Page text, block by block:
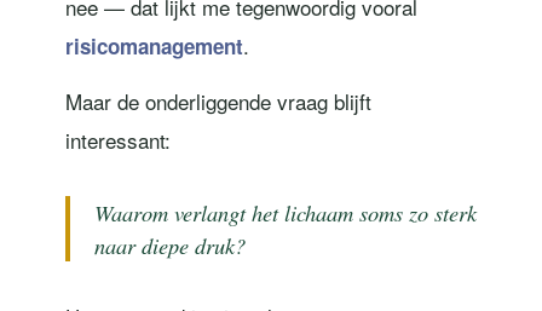
nee — dat lijkt me tegenwoordig vooral
risicomanagement.
Maar de onderliggende vraag blijft
interessant:
Waarom verlangt het lichaam soms zo sterk
naar diepe druk?